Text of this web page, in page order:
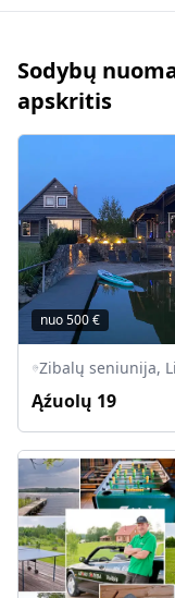
Sodybų
apskritis
nuo500€
Ąźuolų 19